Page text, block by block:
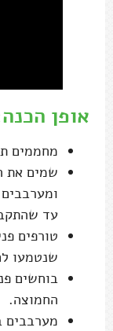
אופן
מחממים תנור
שמים את
עד
טורפים
שנטמעו
בוחשים
החמוצה.
מערבבים